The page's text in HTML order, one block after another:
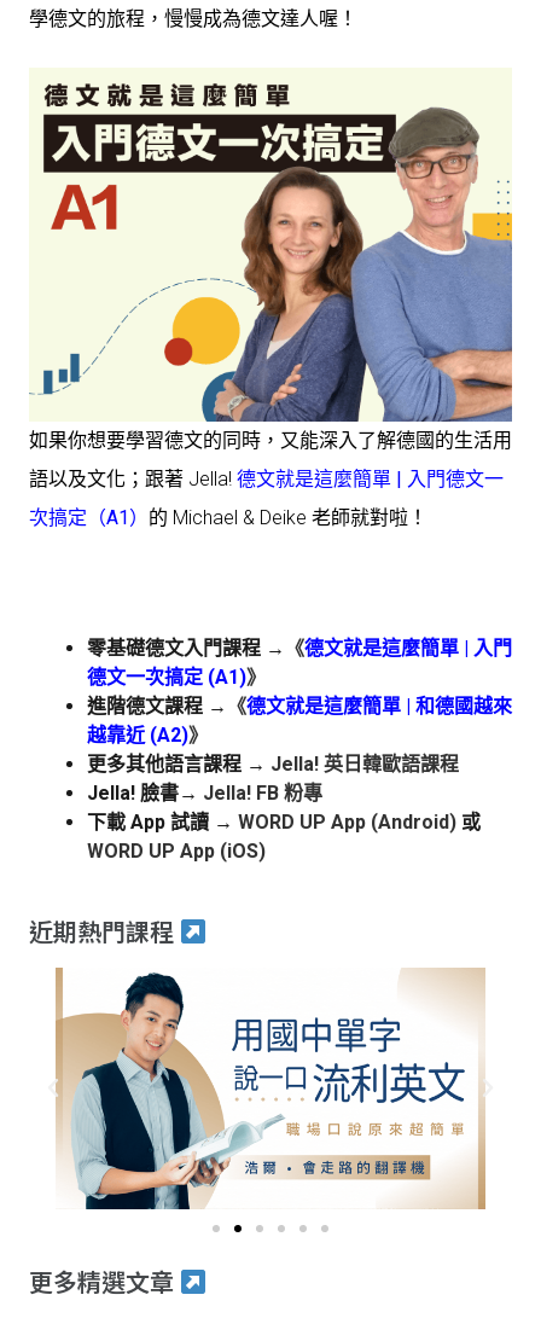
學德文的旅程，慢慢成為德文達人喔！
如果你想要學習德文的同時，又能深入了解德國的生活用
語以及文化；跟著 Jella! 德文就是這麼簡單 | 入門德文一
次搞定（A1） 的 Michael & Deike 老師就對啦！
零基礎德文入門課程 → 《德文就是這麼簡單 | 入門
德文一次搞定 (A1)》
進階德文課程 → 《德文就是這麼簡單 | 和德國越來
越靠近 (A2)》
更多其他語言課程 → Jella! 英日韓歐語課程
Jella! 臉書→ Jella! FB 粉專
下載 App 試讀 → WORD UP App (Android) 或
WORD UP App (iOS)
近期熱門課程
更多精選文章